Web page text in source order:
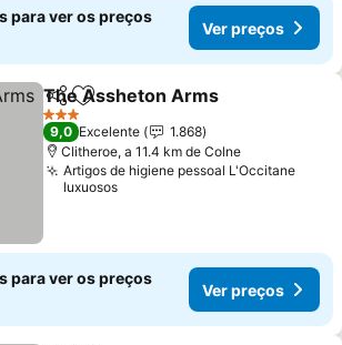
para ver os preços
Ver preços
PartilharAdicionar aos favoritos
The Assheton Arms
3 Estrelas
9,0 Excelente
1.868
Clitheroe, a 11.4 km de Colne
Artigos de higiene pessoal L'Occitane
luxuosos
para ver os preços
Ver preços